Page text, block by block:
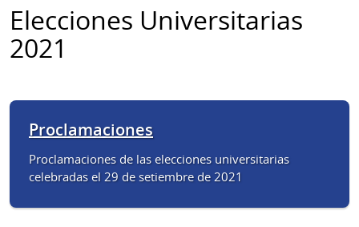
Elecciones Universitarias
2021
Proclamaciones
Proclamaciones de las elecciones universitarias
celebradas el 29 de setiembre de 2021